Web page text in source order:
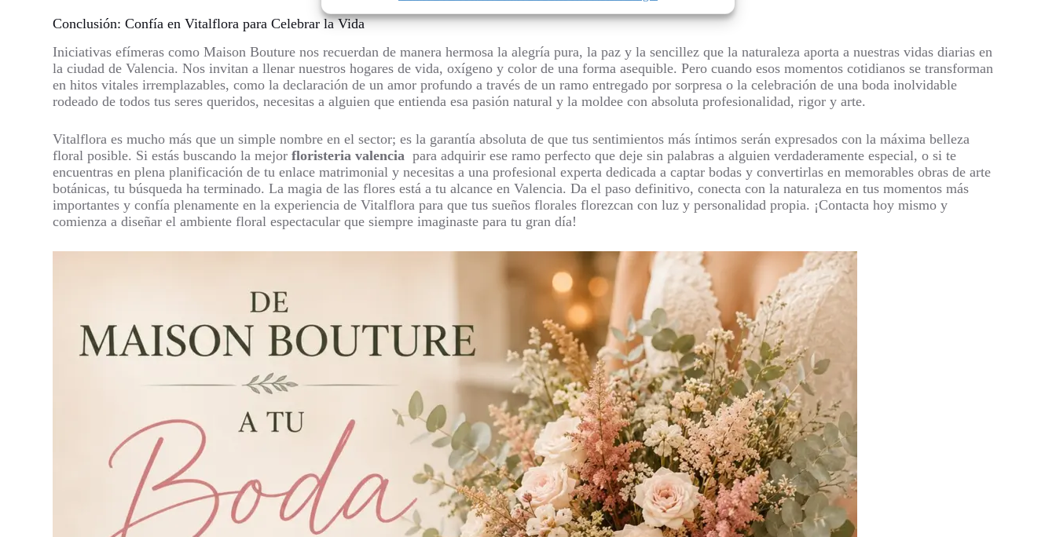
Conclusión: Confía en Vitalflora para Celebrar la Vida
Iniciativas efímeras como Maison Bouture nos recuerdan de manera hermosa la alegría pura, la paz y la sencillez que la naturaleza aporta a nuestras vidas diarias en
la ciudad de Valencia. Nos invitan a llenar nuestros hogares de vida, oxígeno y color de una forma asequible. Pero cuando esos momentos cotidianos se transforman
en hitos vitales irremplazables, como la declaración de un amor profundo a través de un ramo entregado por sorpresa o la celebración de una boda inolvidable
rodeado de todos tus seres queridos, necesitas a alguien que entienda esa pasión natural y la moldee con absoluta profesionalidad, rigor y arte.
Vitalflora es mucho más que un simple nombre en el sector; es la garantía absoluta de que tus sentimientos más íntimos serán expresados con la máxima belleza
floral posible. Si estás buscando la mejorfloristeria valencia para adquirir ese ramo perfecto que deje sin palabras a alguien verdaderamente especial, o si te
encuentras en plena planificación de tu enlace matrimonial y necesitas a una profesional experta dedicada a captar bodas y convertirlas en memorables obras de arte
botánicas, tu búsqueda ha terminado. La magia de las flores está a tu alcance en Valencia. Da el paso definitivo, conecta con la naturaleza en tus momentos más
importantes y confía plenamente en la experiencia de Vitalflora para que tus sueños florales florezcan con luz y personalidad propia. ¡Contacta hoy mismo y
comienza a diseñar el ambiente floral espectacular que siempre imaginaste para tu gran día!